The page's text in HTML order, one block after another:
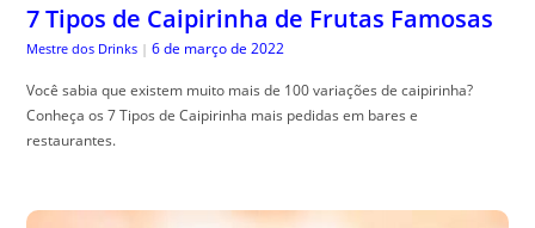
7 Tipos de Caipirinha de Frutas Famosas
Mestre dos Drinks | 6 de março de 2022
Você sabia que existem muito mais de 100 variações de caipirinha?
Conheça os 7 Tipos de Caipirinha mais pedidas em bares e
restaurantes.